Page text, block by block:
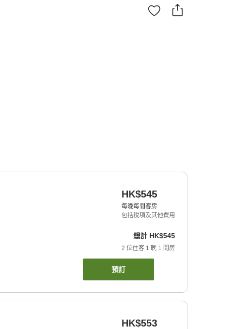
HK$545
每晚每間客房
包括稅項及其他費用
總計 HK$545
2 位住客 1 晚 1 間房
預訂
HK$553